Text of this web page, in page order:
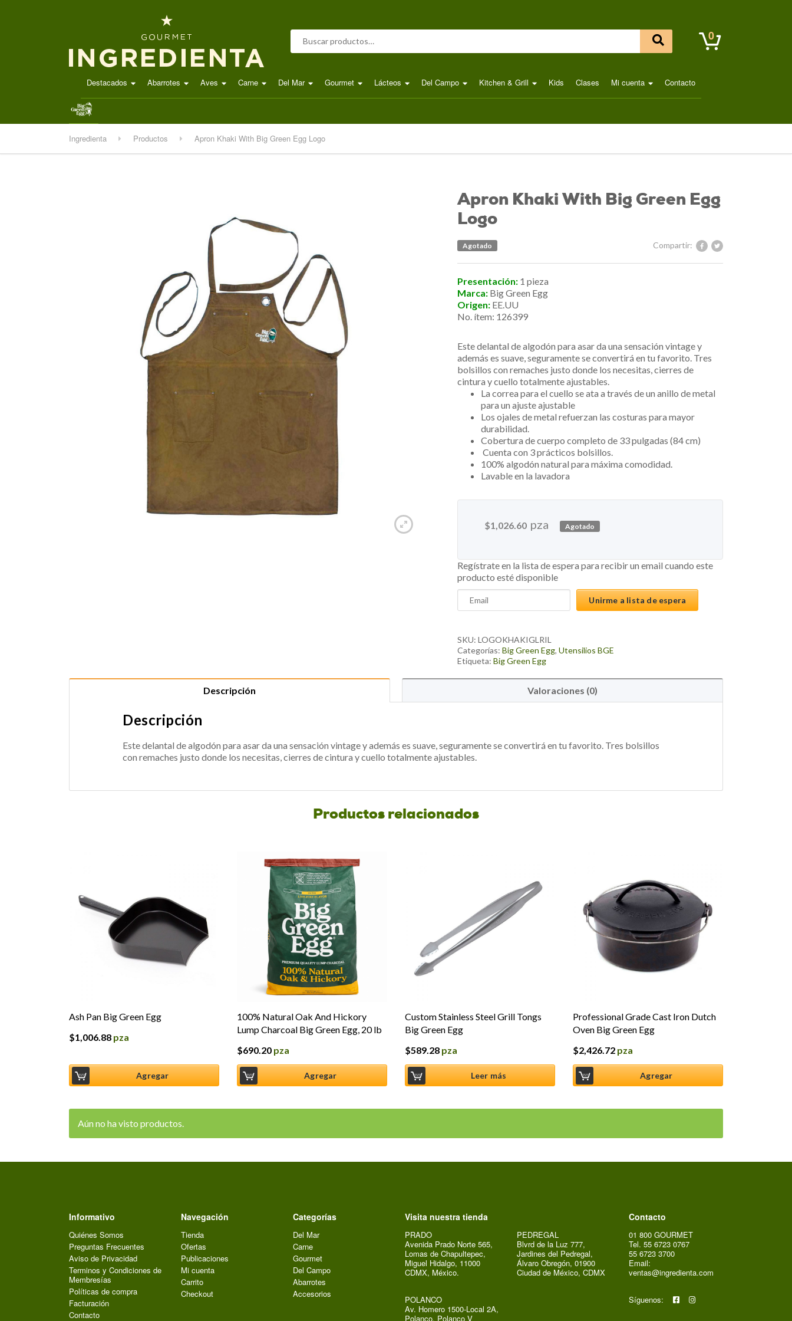
Buscar por: 0
Destacados Abarrotes Aves Carne Del Mar Gourmet Lácteos Del Campo Kitchen & Grill Kids Clases Mi cuenta Contacto
.
Ingredienta Productos Apron Khaki With Big Green Egg Logo
Apron Khaki With Big Green Egg
Logo
Compartir:
Agotado
Presentación: 1 pieza
Marca: Big Green Egg
Origen: EE.UU
No. ítem: 126399
Este delantal de algodón para asar da una sensación vintage y
además es suave, seguramente se convertirá en tu favorito. Tres
bolsillos con remaches justo donde los necesitas, cierres de
cintura y cuello totalmente ajustables.
La correa para el cuello se ata a través de un anillo de metal
para un ajuste ajustable
Los ojales de metal refuerzan las costuras para mayor
durabilidad.
Cobertura de cuerpo completo de 33 pulgadas (84 cm)
Cuenta con 3 prácticos bolsillos.
100% algodón natural para máxima comodidad.
Lavable en la lavadora
$1,026.60 pza Agotado
Regístrate en la lista de espera para recibir un email cuando este
producto esté disponible
Enter
your
address
to
join
the
product
Unirme a lista de espera
SKU:LOGOKHAKIGLRIL
Categorías:Big Green Egg,Utensilios BGE
Etiqueta:Big Green Egg
Descripción Valoraciones (0)
Descripción
Este delantal de algodón para asar da una sensación vintage y además es suave, seguramente se convertirá en tu favorito. Tres bolsillos
con remaches justo donde los necesitas, cierres de cintura y cuello totalmente ajustables.
Productos relacionados
Ash Pan Big Green Egg
$1,006.88 pza
Agregar
100% Natural Oak And Hickory
Lump Charcoal Big Green Egg, 20 lb
$690.20 pza
Agregar
Custom Stainless Steel Grill Tongs
Big Green Egg
$589.28 pza
Leer más
Professional Grade Cast Iron Dutch
Oven Big Green Egg
$2,426.72 pza
Agregar
Aún no ha visto productos.
Informativo
Quiénes Somos
Preguntas Frecuentes
Aviso de Privacidad
Terminos y Condiciones de
Membresías
Políticas de compra
Facturación
Contacto
Navegación
Tienda
Ofertas
Publicaciones
Mi cuenta
Carrito
Checkout
Categorías
Del Mar
Carne
Gourmet
Del Campo
Abarrotes
Accesorios
Visita nuestra tienda
PRADO
Avenida Prado Norte 565,
Lomas de Chapultepec,
Miguel Hidalgo, 11000
CDMX, México.
POLANCO
Av. Homero 1500-Local 2A,
Polanco, Polanco V
PEDREGAL
Blvrd de la Luz 777,
Jardines del Pedregal,
Álvaro Obregón, 01900
Ciudad de México, CDMX
Contacto
01 800 GOURMET
Tel. 55 6723 0767
55 6723 3700
Email:
ventas@ingredienta.com
Síguenos: